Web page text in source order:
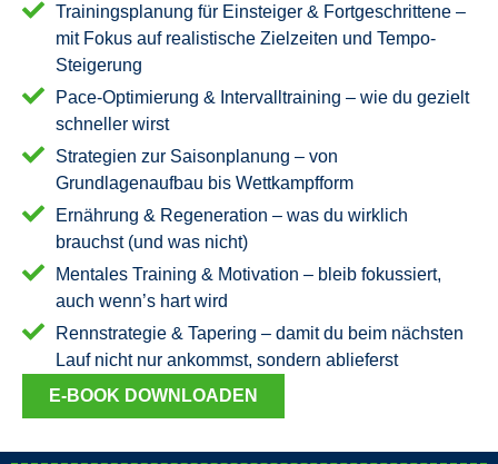
Trainingsplanung für Einsteiger & Fortgeschrittene –
mit Fokus auf realistische Zielzeiten und Tempo-
Steigerung
Pace-Optimierung & Intervalltraining – wie du gezielt
schneller wirst
Strategien zur Saisonplanung – von
Grundlagenaufbau bis Wettkampfform
Ernährung & Regeneration – was du wirklich
brauchst (und was nicht)
Mentales Training & Motivation – bleib fokussiert,
auch wenn’s hart wird
Rennstrategie & Tapering – damit du beim nächsten
Lauf nicht nur ankommst, sondern ablieferst
E-BOOK DOWNLOADEN